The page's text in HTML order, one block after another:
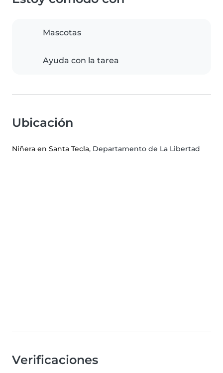
Mascotas
Ayuda con la tarea
Ubicación
Niñera en Santa Tecla, Departamento de La Libertad
Verificaciones